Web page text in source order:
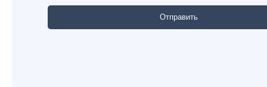
Отправить